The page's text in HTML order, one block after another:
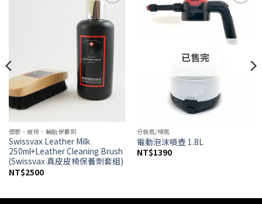
Add to
wishlist
塑膠、皮椅、輪胎保養劑
Swissvax Leather Milk
250ml+Leather Cleaning Brush
(Swissvax 真皮皮椅保養劑套組)
NT$2500
Add to
wishlist
已售完
分裝瓶/噴瓶
電動泡沫噴壺 1.8L
NT$1390